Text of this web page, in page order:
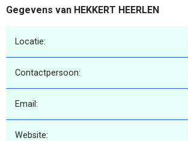
Gegevens van HEKKERT HEERLEN
Locatie:
Contactpersoon:
Email:
Website: